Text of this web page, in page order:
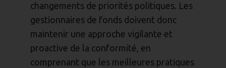
changements de priorités politiques. Les
gestionnaires de fonds doivent donc
maintenir une approche vigilante et
proactive de la conformité, en
comprenant que les meilleures pratiques